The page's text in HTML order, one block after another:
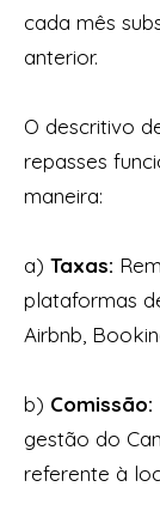
cada mês
anterior.
O descritivo
repasses
maneira:
a) Taxas:
plataformas
Airbnb,
b) Comissão:
gestão do
referente à